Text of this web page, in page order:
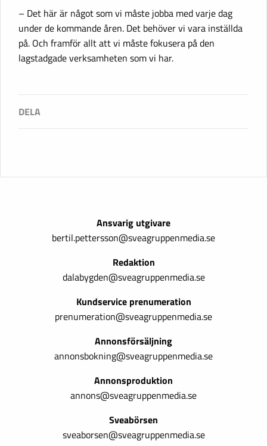
– Det här är något som vi måste jobba med varje dag
under de kommande åren. Det behöver vi vara inställda
på. Och framför allt att vi måste fokusera på den
lagstadgade verksamheten som vi har.
Ansvarig utgivare
bertil.pettersson@sveagruppenmedia.se
Redaktion
dalabygden@sveagruppenmedia.se
Kundservice prenumeration
prenumeration@sveagruppenmedia.se
Annonsförsäljning
annonsbokning@sveagruppenmedia.se
Annonsproduktion
annons@sveagruppenmedia.se
Sveabörsen
sveaborsen@sveagruppenmedia.se